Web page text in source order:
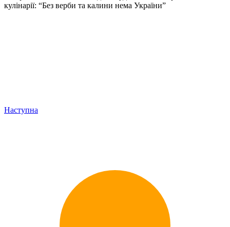
кулінарії: “Без верби та калини нема України”
Наступна